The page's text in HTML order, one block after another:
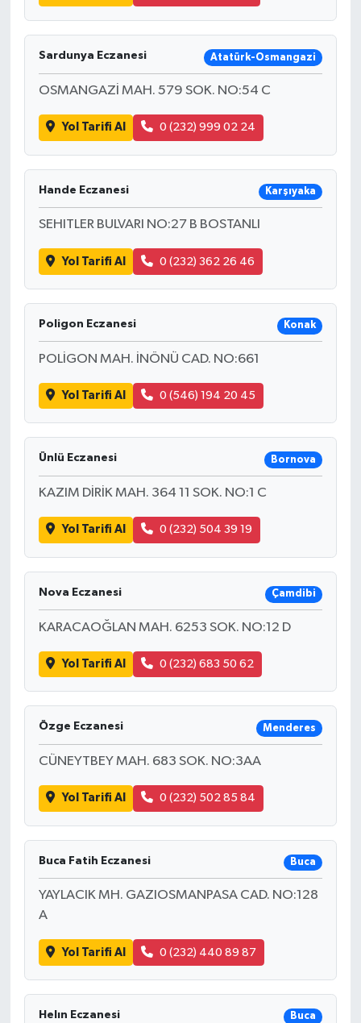
Sardunya Eczanesi Atatürk-Osmangazi
OSMANGAZİ MAH. 579 SOK. NO:54 C
Yol Tarifi Al 0 (232) 999 02 24
Hande Eczanesi Karşıyaka
SEHITLER BULVARI NO:27 B BOSTANLI
Yol Tarifi Al 0 (232) 362 26 46
Poligon Eczanesi Konak
POLİGON MAH. İNÖNÜ CAD. NO:661
Yol Tarifi Al 0 (546) 194 20 45
Ünlü Eczanesi Bornova
KAZIM DİRİK MAH. 364 11 SOK. NO:1 C
Yol Tarifi Al 0 (232) 504 39 19
Nova Eczanesi Çamdibi
KARACAOĞLAN MAH. 6253 SOK. NO:12 D
Yol Tarifi Al 0 (232) 683 50 62
Özge Eczanesi Menderes
CÜNEYTBEY MAH. 683 SOK. NO:3AA
Yol Tarifi Al 0 (232) 502 85 84
Buca Fatih Eczanesi Buca
YAYLACIK MH. GAZIOSMANPASA CAD. NO:128
A
Yol Tarifi Al 0 (232) 440 89 87
Helın Eczanesi Buca